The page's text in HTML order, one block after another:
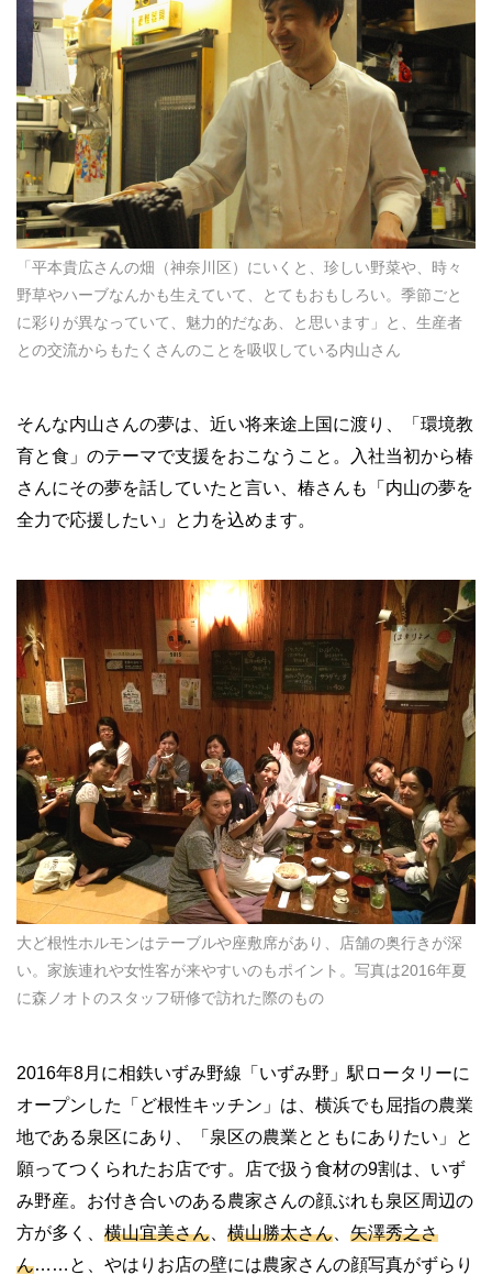
「平本貴広さんの畑（神奈川区）にいくと、珍しい野菜や、時々
野草やハーブなんかも生えていて、とてもおもしろい。季節ごと
に彩りが異なっていて、魅力的だなあ、と思います」と、生産者
との交流からもたくさんのことを吸収している内山さん
そんな内山さんの夢は、近い将来途上国に渡り、「環境教
育と食」のテーマで支援をおこなうこと。入社当初から椿
さんにその夢を話していたと言い、椿さんも「内山の夢を
全力で応援したい」と力を込めます。
大ど根性ホルモンはテーブルや座敷席があり、店舗の奥行きが深
い。家族連れや女性客が来やすいのもポイント。写真は2016年夏
に森ノオトのスタッフ研修で訪れた際のもの
2016年8月に相鉄いずみ野線「いずみ野」駅ロータリーに
オープンした「ど根性キッチン」は、横浜でも屈指の農業
地である泉区にあり、「泉区の農業とともにありたい」と
願ってつくられたお店です。店で扱う食材の9割は、いず
み野産。お付き合いのある農家さんの顔ぶれも泉区周辺の
方が多く、 横山宜美さん 横山勝太さん
矢澤秀之さ
ん……と、やはりお店の壁には農家さんの顔写真がずらり